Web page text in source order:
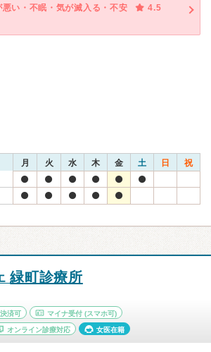
い・不眠・気が滅入る・不安
4.5
月 火 水 木 金 土 日 祝
緑町診療所
済可 マイナ受付 (スマホ可)
オンライン診療対応 女医在籍